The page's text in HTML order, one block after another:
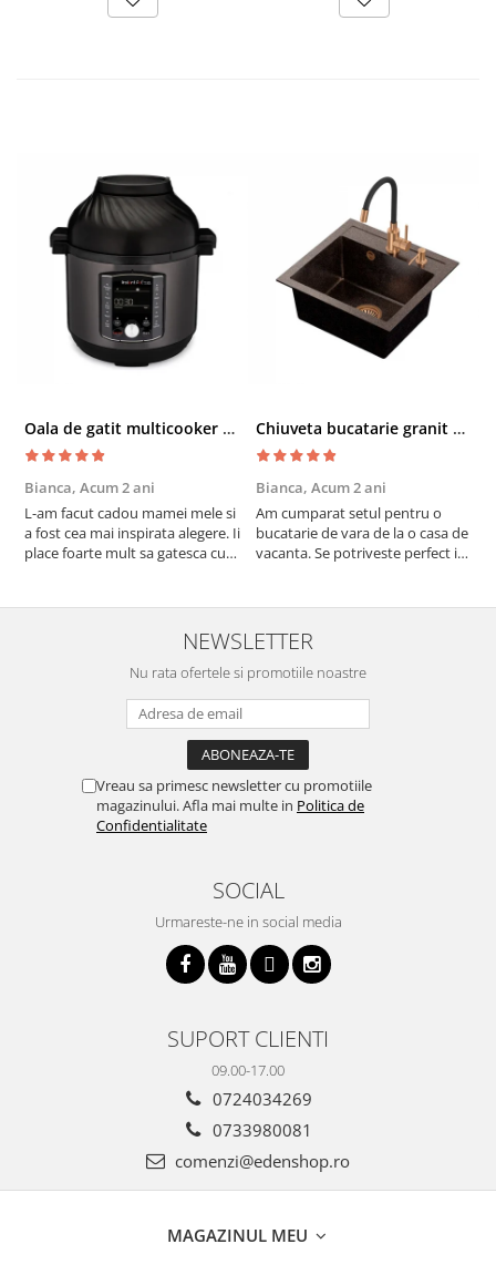
Oala de gatit multicooker 11 functii Instant Pot Pro Crisp 8 + Air Fryer 7.6 lt
Bianca, Acum 2 ani
L-am facut cadou mamei mele si
a fost cea mai inspirata alegere. Ii
place foarte mult sa gatesca cu
cratita...ma gandesc serios sa imi
cumpar si eu! Recomand mult !
Chiuveta bucatarie granit cu finisaj negru perlat/cupru Steingran Art Copper cu dozator si baterie Quadron
Bianca, Acum 2 ani
Am cumparat setul pentru o
bucatarie de vara de la o casa de
vacanta. Se potriveste perfect in
buna, recomand cu drag !
NEWSLETTER
Nu rata ofertele si promotiile noastre
Vreau sa primesc newsletter cu promotiile
magazinului. Afla mai multe in Politica de
Confidentialitate
SOCIAL
Urmareste-ne in social media
SUPORT CLIENTI
09.00-17.00
0724034269
0733980081
comenzi@edenshop.ro
MAGAZINUL MEU